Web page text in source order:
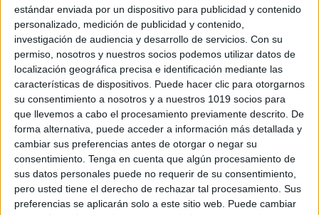
estándar enviada por un dispositivo para publicidad y contenido
personalizado, medición de publicidad y contenido,
investigación de audiencia y desarrollo de servicios. Con su
permiso, nosotros y nuestros socios podemos utilizar datos de
localización geográfica precisa e identificación mediante las
características de dispositivos. Puede hacer clic para otorgarnos
su consentimiento a nosotros y a nuestros 1019 socios para
que llevemos a cabo el procesamiento previamente descrito. De
forma alternativa, puede acceder a información más detallada y
cambiar sus preferencias antes de otorgar o negar su
consentimiento. Tenga en cuenta que algún procesamiento de
sus datos personales puede no requerir de su consentimiento,
pero usted tiene el derecho de rechazar tal procesamiento. Sus
preferencias se aplicarán solo a este sitio web. Puede cambiar
Calendario julio 2025 dictado de palabras
primer ciclo
Publicado el 27 junio, 2025
Este material es ideal para mantener activa la escritura
durante las vacaciones. Se trata de un calendario de
dictados diarios con palabras adaptadas al nivel del
primer ciclo de primaria, […]
SEGUIR LEYENDO